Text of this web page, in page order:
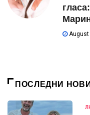
August
ПОСЛЕДНИ